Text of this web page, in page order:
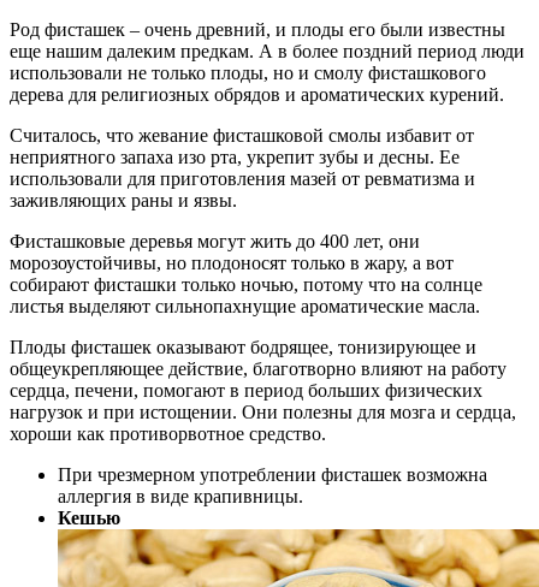
Род фисташек – очень древний, и плоды его были известны
еще нашим далеким предкам. А в более поздний период люди
использовали не только плоды, но и смолу фисташкового
дерева для религиозных обрядов и ароматических курений.
Считалось, что жевание фисташковой смолы избавит от
неприятного запаха изо рта, укрепит зубы и десны. Ее
использовали для приготовления мазей от ревматизма и
заживляющих раны и язвы.
Фисташковые деревья могут жить до 400 лет, они
морозоустойчивы, но плодоносят только в жару, а вот
собирают фисташки только ночью, потому что на солнце
листья выделяют сильнопахнущие ароматические масла.
Плоды фисташек оказывают бодрящее, тонизирующее и
общеукрепляющее действие, благотворно влияют на работу
сердца, печени, помогают в период больших физических
нагрузок и при истощении. Они полезны для мозга и сердца,
хороши как противорвотное средство.
При чрезмерном употреблении фисташек возможна
аллергия в виде крапивницы.
Кешью